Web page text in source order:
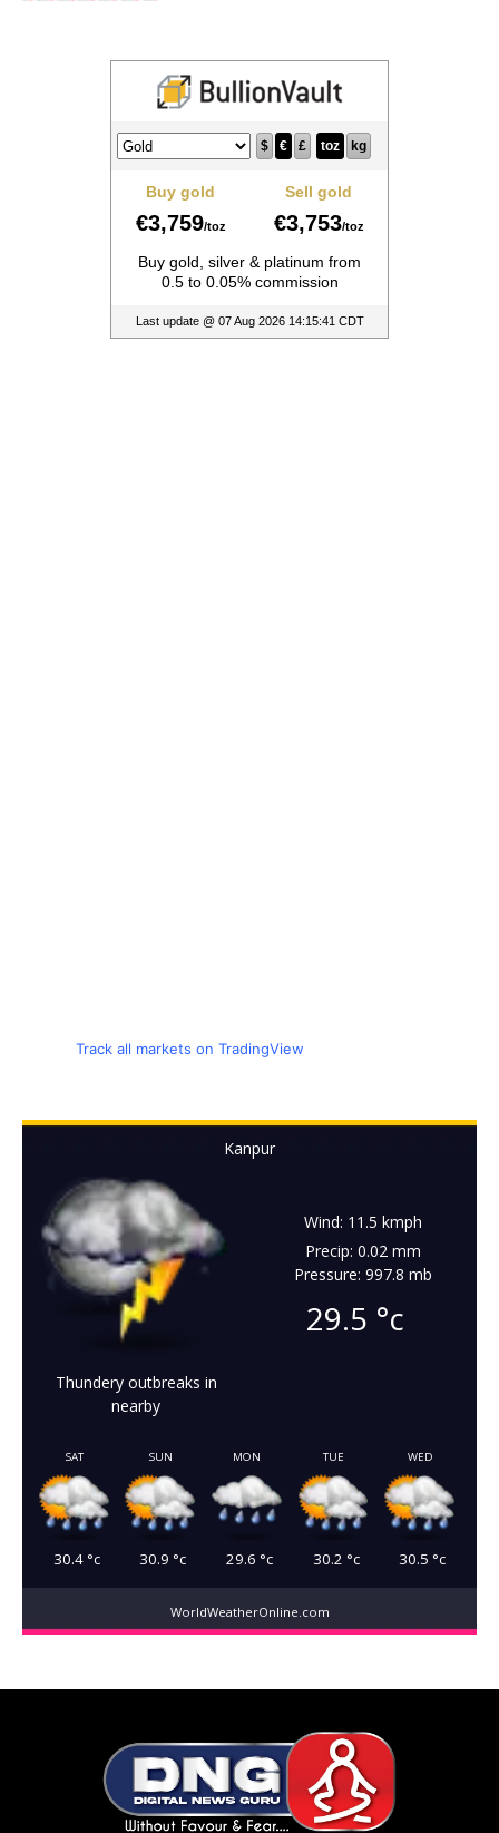
Track all markets on TradingView
Kanpur
Thundery outbreaks in
nearby
Wind: 11.5 kmph
Precip: 0.02 mm
Pressure: 997.8 mb
29.5 °c
SAT
30.4°c
SUN
30.9 °c
MON
29.6 °c
TUE
30.2 °c
WED
30.5 °c
WorldWeatherOnline.com